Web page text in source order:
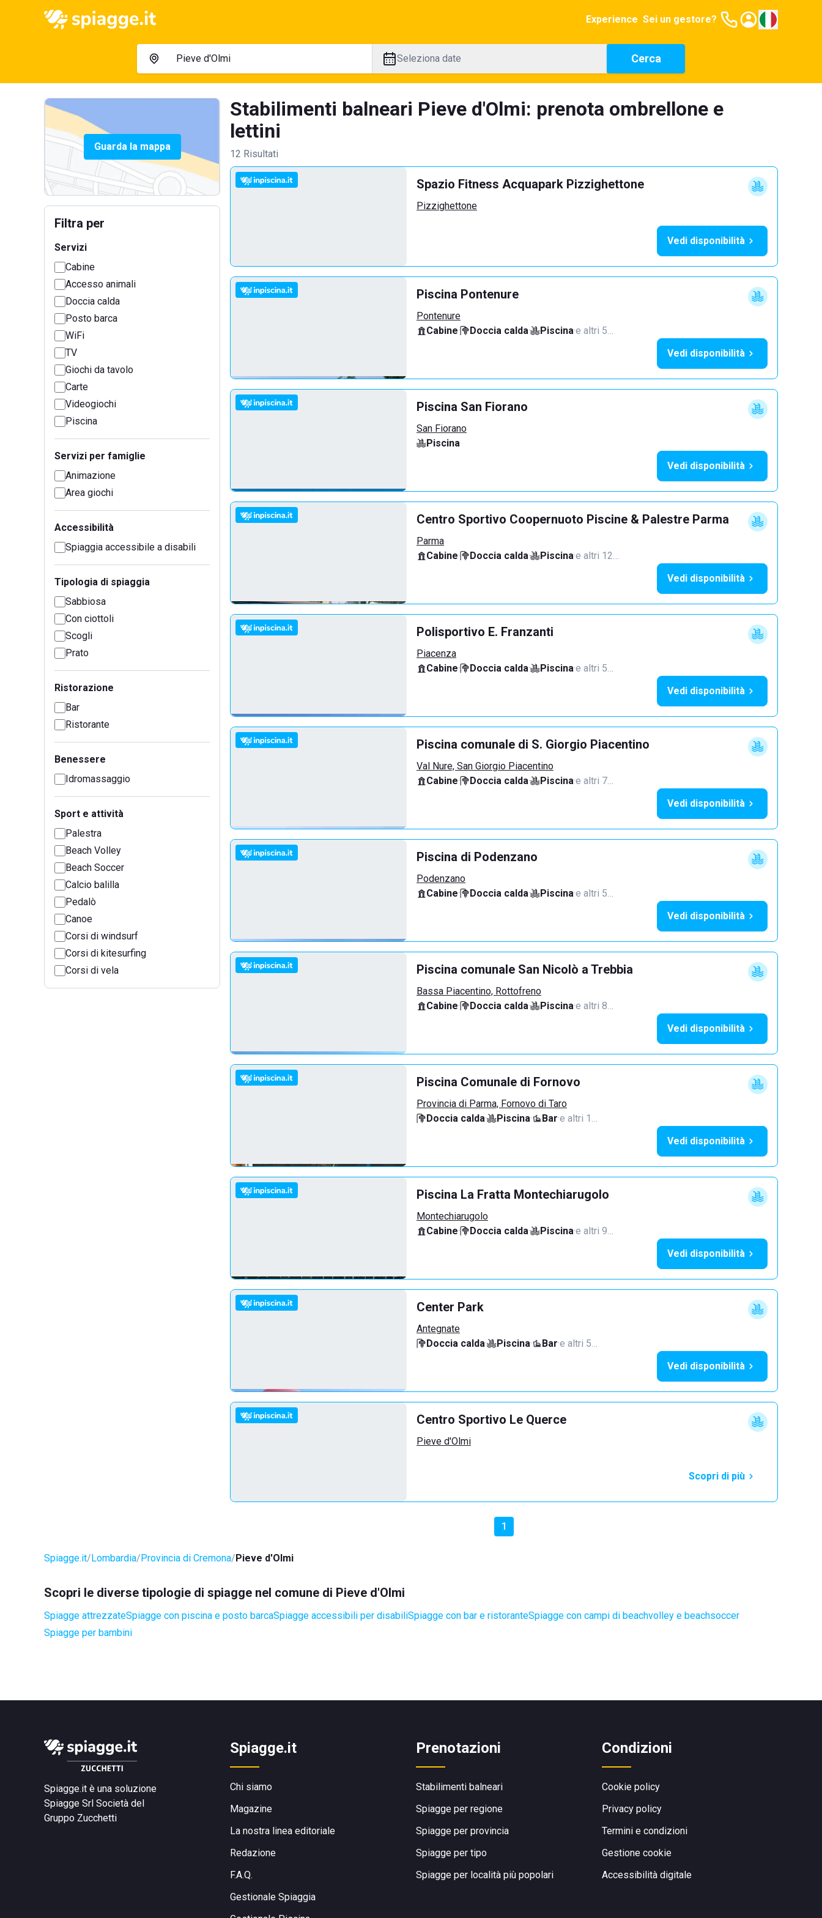
Experience Sei un gestore?
Seleziona date Cerca
Guarda la mappa
Filtra per
Servizi
Cabine
Accesso animali
Doccia calda
Posto barca
WiFi
TV
Giochi da tavolo
Carte
Videogiochi
Piscina
Servizi per famiglie
Animazione
Area giochi
Accessibilità
Spiaggia accessibile a disabili
Tipologia di spiaggia
Sabbiosa
Con ciottoli
Scogli
Prato
Ristorazione
Bar
Ristorante
Benessere
Idromassaggio
Sport e attività
Palestra
Beach Volley
Beach Soccer
Calcio balilla
Pedalò
Canoe
Corsi di windsurf
Corsi di kitesurfing
Corsi di vela
Stabilimenti balneari Pieve d'Olmi: prenota ombrellone e
lettini
12 Risultati
Spazio Fitness Acquapark Pizzighettone
Pizzighettone
Vedi disponibilità
Piscina Pontenure
Pontenure
Cabine· Doccia calda· Piscina·e altri 5…
Vedi disponibilità
Piscina San Fiorano
San Fiorano
Piscina
Vedi disponibilità
Centro Sportivo Coopernuoto Piscine & Palestre Parma
Parma
Cabine· Doccia calda· Piscina·e altri 12…
Vedi disponibilità
Polisportivo E. Franzanti
Piacenza
Cabine· Doccia calda· Piscina·e altri 5…
Vedi disponibilità
Piscina comunale di S. Giorgio Piacentino
Val Nure, San Giorgio Piacentino
Cabine· Doccia calda· Piscina·e altri 7…
Vedi disponibilità
Piscina di Podenzano
Podenzano
Cabine· Doccia calda· Piscina·e altri 5…
Vedi disponibilità
Piscina comunale San Nicolò a Trebbia
Bassa Piacentino, Rottofreno
Cabine· Doccia calda· Piscina·e altri 8…
Vedi disponibilità
Piscina Comunale di Fornovo
Provincia di Parma, Fornovo di Taro
Doccia calda· Piscina· Bar·e altri 1…
Vedi disponibilità
Piscina La Fratta Montechiarugolo
Montechiarugolo
Cabine· Doccia calda· Piscina·e altri 9…
Vedi disponibilità
Center Park
Antegnate
Doccia calda· Piscina· Bar·e altri 5…
Vedi disponibilità
Centro Sportivo Le Querce
Pieve d'Olmi
Scopri di più
1
Spiagge.it Lombardia Provincia di Cremona Pieve d'Olmi
Scopri le diverse tipologie di spiagge nel comune di Pieve d'Olmi
Spiagge attrezzateSpiagge con piscina e posto barcaSpiagge accessibili per disabiliSpiagge con bar e ristoranteSpiagge con campi di beachvolley e beachsoccer
Spiagge per bambini
Spiagge.it è una soluzione
Spiagge Srl Società del
Gruppo Zucchetti
Spiagge.it
Chi siamo
Magazine
La nostra linea editoriale
Redazione
F.A.Q.
Gestionale Spiaggia
Prenotazioni
Stabilimenti balneari
Spiagge per regione
Spiagge per provincia
Spiagge per tipo
Spiagge per località più popolari
Condizioni
Cookie policy
Privacy policy
Termini e condizioni
Gestione cookie
Accessibilità digitale